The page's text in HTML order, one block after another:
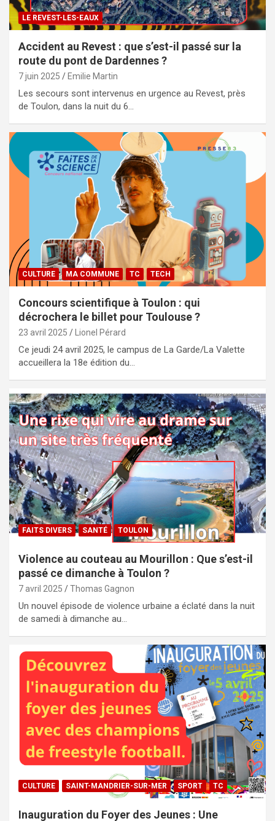
LE REVEST-LES-EAUX
Accident au Revest : que s’est-il passé sur la
route du pont de Dardennes ?
7 juin 2025 Emilie Martin
Les secours sont intervenus en urgence au Revest, près
de Toulon, dans la nuit du 6…
CULTURE MA COMMUNE TC TECH
Concours scientifique à Toulon : qui
décrochera le billet pour Toulouse ?
23 avril 2025 Lionel Pérard
Ce jeudi 24 avril 2025, le campus de La Garde/La Valette
accueillera la 18e édition du…
FAITS DIVERS SANTÉ TOULON
Violence au couteau au Mourillon : Que s’est-il
passé ce dimanche à Toulon ?
7 avril 2025 Thomas Gagnon
Un nouvel épisode de violence urbaine a éclaté dans la nuit
de samedi à dimanche au…
CULTURE SAINT-MANDRIER-SUR-MER SPORT TC
Inauguration du Foyer des Jeunes : Une